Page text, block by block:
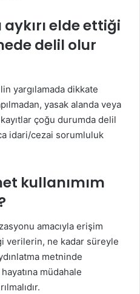
elde ettiği
delil olur
yargılamada dikkate
yasak alanda veya
çoğu durumda delil
idari/cezai sorumluluk
kullanımım
amacıyla erişim
verilerin, ne kadar süreyle
metninde
hayatına müdahale